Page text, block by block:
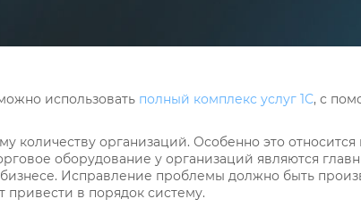
использовать полный комплекс услуг 1С, с
организаций. Особенно это относится
оборудование у организаций являются
Исправление проблемы должно быть
привести в порядок систему.